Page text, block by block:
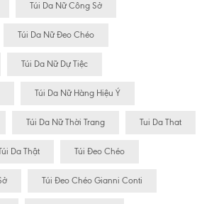
Túi Da Nữ Công Sở
Túi Da Nữ Đeo Chéo
Túi Da Nữ Dự Tiệc
Túi Da Nữ Hàng Hiệu Ý
Túi Da Nữ Thời Trang Tui Da That
Da Thật Túi Đeo Chéo
Túi Đeo Chéo Gianni Conti